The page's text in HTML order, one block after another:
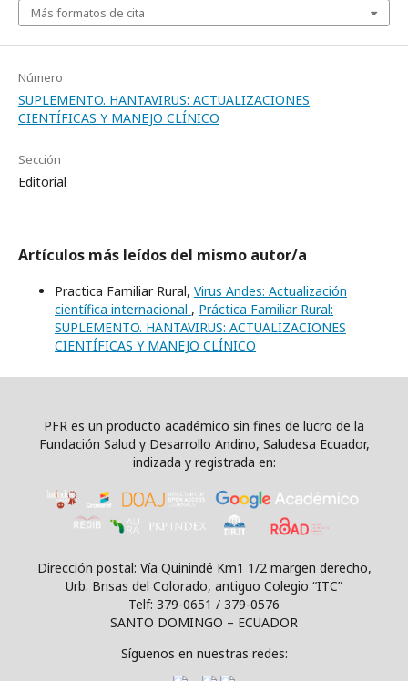
Más formatos de cita
Número
SUPLEMENTO. HANTAVIRUS: ACTUALIZACIONES
CIENTÍFICAS Y MANEJO CLÍNICO
Sección
Editorial
Artículos más leídos del mismo autor/a
Practica Familiar Rural, Virus Andes: Actualización
científica internacional , Práctica Familiar Rural:
SUPLEMENTO. HANTAVIRUS: ACTUALIZACIONES
CIENTÍFICAS Y MANEJO CLÍNICO
PFR es un producto académico sin fines de lucro de la
Fundación Salud y Desarrollo Andino, Saludesa Ecuador,
indizada y registrada en:
Dirección postal: Vía Quinindé Km1 1/2 margen derecho,
Urb. Brisas del Colorado, antiguo Colegio “ITC”
Telf: 379-0651 / 379-0576
SANTO DOMINGO – ECUADOR
Síguenos en nuestras redes: